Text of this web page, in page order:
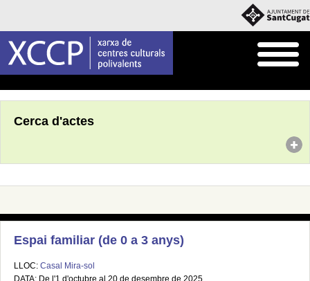
Cerca d'actes
Espai familiar (de 0 a 3 anys)
LLOC: Casal Mira-sol
DATA: De l'1 d'octubre al 20 de desembre de 2025